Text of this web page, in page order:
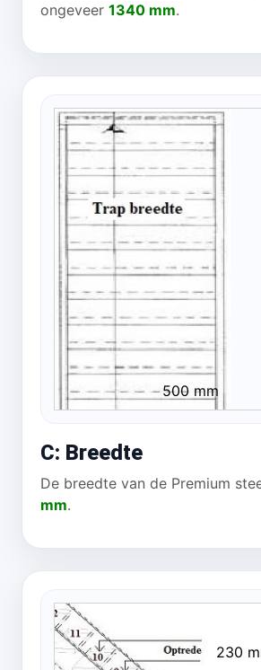
ongeveer 1340 mm.
500 mm
C: Breedte
De breedte van de Premium
mm.
230